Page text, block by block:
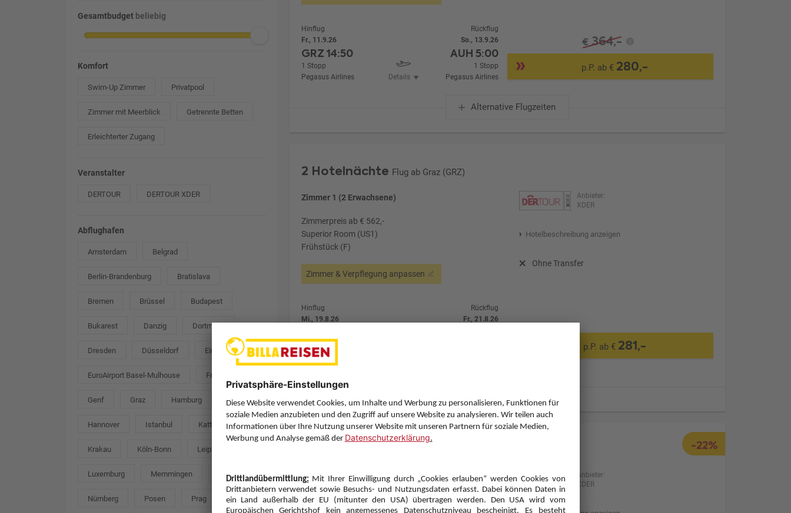
Gesamtbudget beliebig
Komfort
Swim-Up Zimmer Privatpool
Zimmer mit Meerblick Getrennte Betten
Erleichterter Zugang
Veranstalter
DERTOUR DERTOUR XDER
Abflughafen
Amsterdam Belgrad
Berlin-Brandenburg Bratislava
Bremen Brüssel Budapest
Bukarest Danzig Dortmund
Dresden Düsseldorf Eindhoven
EuroAirport Basel-Mulhouse Frankfurt
Genf Graz Hamburg
Hannover Istanbul Kattowitz
Krakau Köln-Bonn Leipzig
Luxemburg Memmingen München
Nürnberg Posen Prag
Hinflug
Fr., 11.9.26
GRZ14:50
1 Stopp
Pegasus Airlines
Details
Rückflug
So., 13.9.26
AUH5:00
1 Stopp
Pegasus Airlines
€ 364,-
p.P. ab € 280,-
Alternative Flugzeiten
2 Hotelnächte Flug ab Graz (GRZ)
Zimmer 1 (2 Erwachsene)
Zimmerpreis ab € 562,-
Superior Room (US1)
Frühstück (F)
Zimmer & Verpflegung anpassen
Anbieter:
XDER
Hotelbeschreibung anzeigen
Ohne Transfer
Hinflug
Mi., 19.8.26
1 Stopp
Pegasus Airlines
Rückflug
Fr., 21.8.26
p.P. ab € 281,-
-22%
Zimmer 1 (2 Erwachsene)
Zimmerpreis ab € 562,-
Anbieter:
XDER